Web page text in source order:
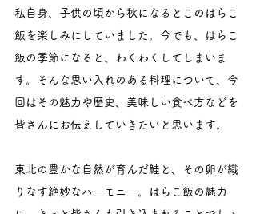
私自身、子供の頃から秋になるとこのはらこ
飯を楽しみにしていました。今でも、はらこ
飯の季節になると、わくわくしてしまいま
す。そんな思い入れのある料理について、今
回はその魅力や歴史、美味しい食べ方などを
皆さんにお伝えしていきたいと思います。
東北の豊かな自然が育んだ鮭と、その卵が織
りなす絶妙なハーモニー。はらこ飯の魅力